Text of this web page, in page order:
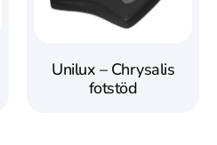
Unilux – Chrysalis
fotstöd